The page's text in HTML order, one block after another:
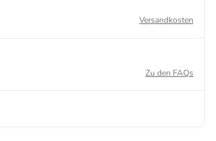
Versandkosten
Zu den FAQs